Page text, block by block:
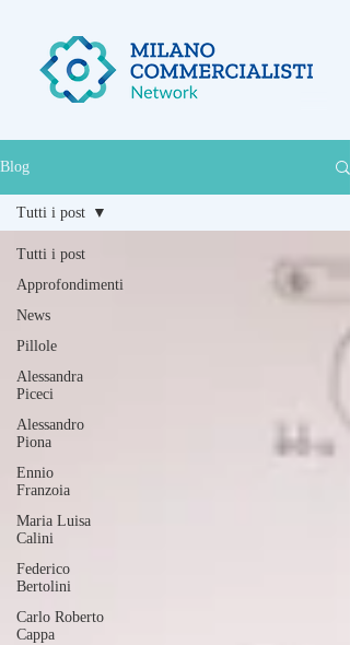
Blog
Tutti i post
Approfondimenti
News
Pillole
Alessandra
Piceci
Alessandro
Piona
Ennio
Franzoia
Maria Luisa
Calini
Federico
Bertolini
Carlo Roberto
Cappa
Tutti i post